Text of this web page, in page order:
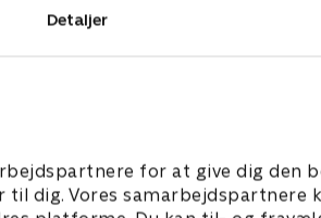
Detaljer
for at give dig den
dig. Vores samarbejdspartnere
Ingrid er blevet
Tomas, og Nova beroliger